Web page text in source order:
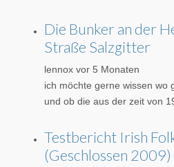
Die Bunker an der
Straße Salzgitter
lennox vor 5 Monaten
ich möchte gerne wissen wo
und ob die aus der zeit von
Testbericht Irish
(Geschlossen 2009)